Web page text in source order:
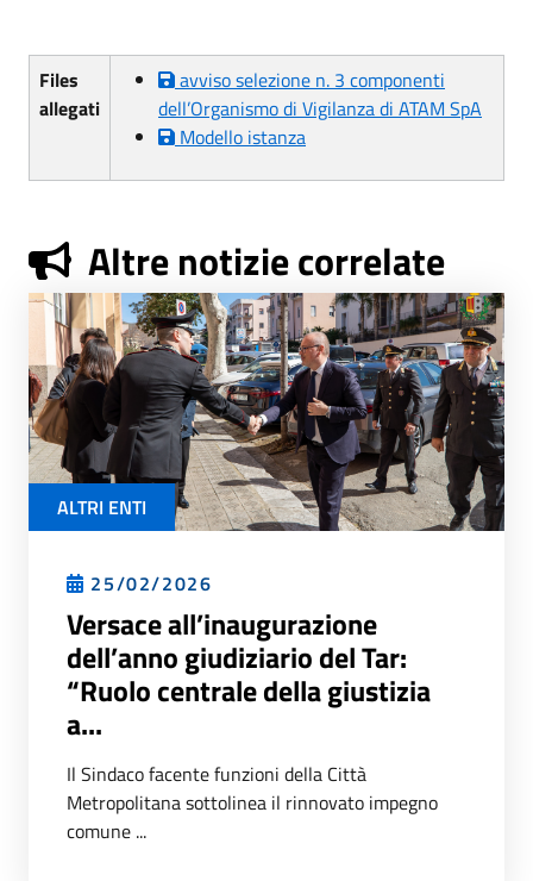
Files
allegati
avviso selezione n. 3 componenti
dell’Organismo di Vigilanza di ATAM SpA
Modello istanza
Altre notizie correlate
ALTRI ENTI
25/02/2026
Versace all’inaugurazione
dell’anno giudiziario del Tar:
“Ruolo centrale della giustizia
a...
Il Sindaco facente funzioni della Città
Metropolitana sottolinea il rinnovato impegno
comune ...